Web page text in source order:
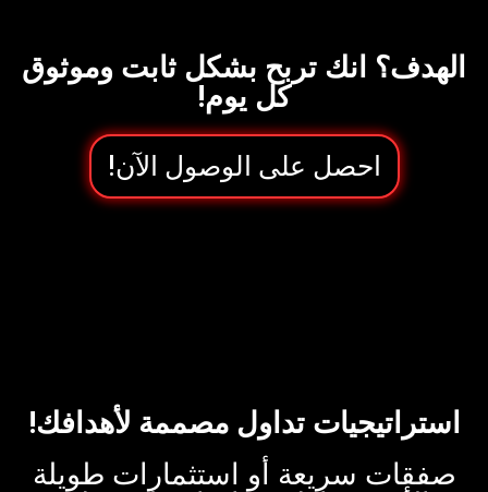
الهدف؟ انك تربح بشكل ثابت وموثوق
كل يوم!
احصل على الوصول الآن!
استراتيجيات تداول مصممة لأهدافك!
صفقات سريعة أو استثمارات طويلة